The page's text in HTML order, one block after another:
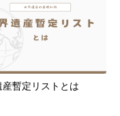
産暫定リストとは